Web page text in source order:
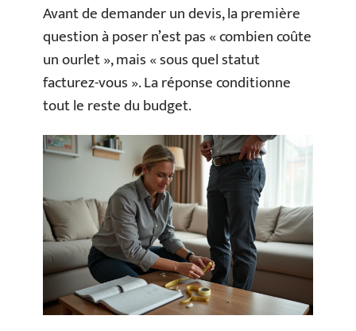
Avant de demander un devis, la première
question à poser n’est pas « combien coûte
un ourlet », mais « sous quel statut
facturez-vous ». La réponse conditionne
tout le reste du budget.